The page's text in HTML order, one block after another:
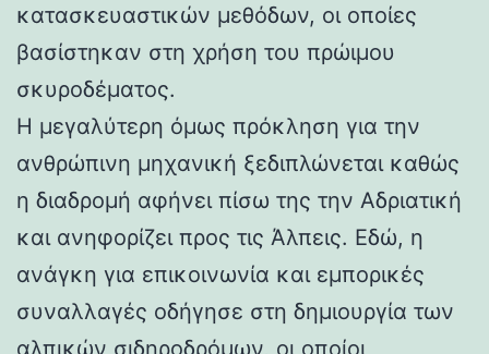
κατασκευαστικών μεθόδων, οι οποίες
βασίστηκαν στη χρήση του πρώιμου
σκυροδέματος.
Η μεγαλύτερη όμως πρόκληση για την
ανθρώπινη μηχανική ξεδιπλώνεται καθώς
η διαδρομή αφήνει πίσω της την Αδριατική
και ανηφορίζει προς τις Άλπεις. Εδώ, η
ανάγκη για επικοινωνία και εμπορικές
συναλλαγές οδήγησε στη δημιουργία των
αλπικών σιδηροδρόμων, οι οποίοι